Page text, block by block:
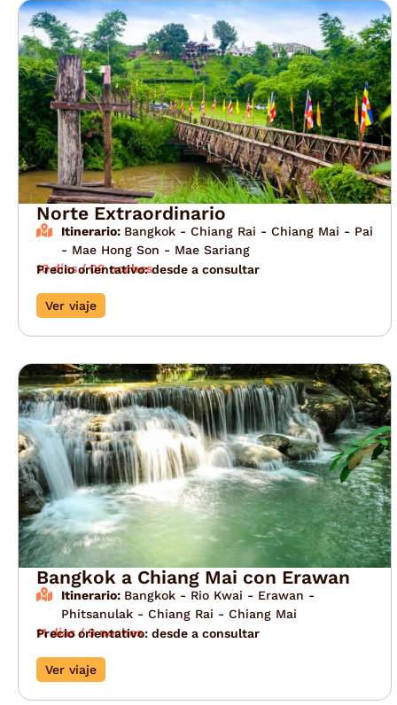
Norte Extraordinario
Itinerario: Bangkok - Chiang Rai - Chiang Mai - Pai
- Mae Hong Son - Mae Sariang
13 días / 09 noches
Precio orientativo: desde a consultar
Ver viaje
Bangkok a Chiang Mai con Erawan
Itinerario: Bangkok - Rio Kwai - Erawan -
Phitsanulak - Chiang Rai - Chiang Mai
11 días / 9 noches
Precio orientativo: desde a consultar
Ver viaje